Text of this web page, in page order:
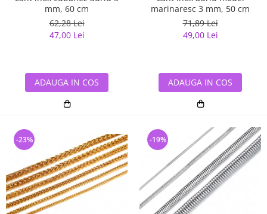
mm, 60 cm
62,28 Lei
47,00 Lei
ADAUGA IN COS
marinaresc 3 mm, 50 cm
71,89 Lei
49,00 Lei
ADAUGA IN COS
-23% -19%